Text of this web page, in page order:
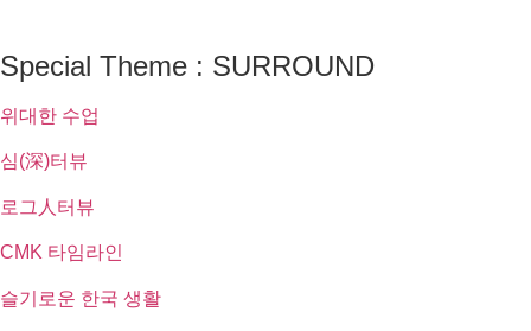
Special Theme : SURROUND
위대한 수업
심(深)터뷰
로그人터뷰
CMK 타임라인
슬기로운 한국 생활